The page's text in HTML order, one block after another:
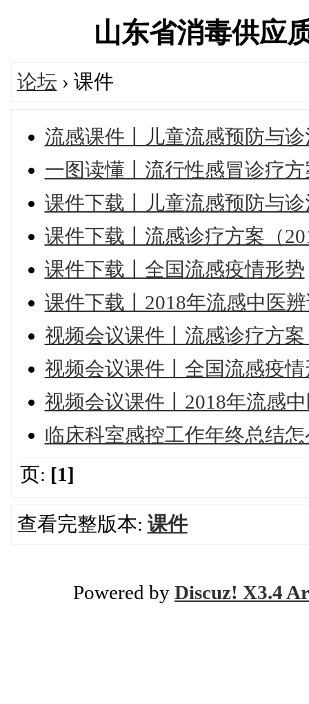
山东省消毒供应
论坛 › 课件
流感课件丨儿童流感预防与
一图读懂丨流行性感冒诊疗方
课件下载丨儿童流感预防与
课件下载丨流感诊疗方案（
课件下载丨全国流感疫情形势
课件下载丨2018年流感中医
视频会议课件丨流感诊疗方
视频会议课件丨全国流感疫
视频会议课件丨2018年流感
临床科室感控工作年终总结
页: [1]
查看完整版本: 课件
Powered by Discuz! X3.4